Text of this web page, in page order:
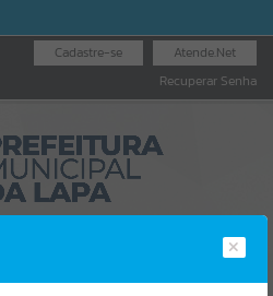
Atende.Net
Cadastre-se
Recuperar Senha